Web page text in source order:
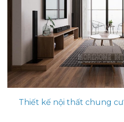
Thiết kế nội thất chung cư